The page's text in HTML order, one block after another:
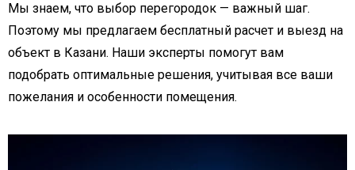
Мы знаем, что выбор перегородок — важный шаг.
Поэтому мы предлагаем бесплатный расчет и выезд на
объект в Казани. Наши эксперты помогут вам
подобрать оптимальные решения, учитывая все ваши
пожелания и особенности помещения.